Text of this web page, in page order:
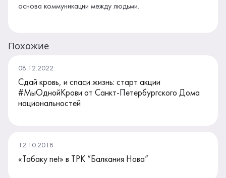
основа коммуникации между людьми.
Похожие
08.12.2022
Сдай кровь, и спаси жизнь: старт акции
#МыОднойКрови от Санкт-Петербургского Дома
национальностей
12.10.2018
«Табаку net» в ТРК “Балкания Нова”